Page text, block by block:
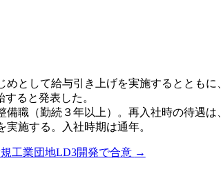
として給与引き上げを実施するとともに、
ると発表した。
職（勤続３年以上）。再入社時の待遇は、
施する。入社時期は通年。
工業団地LD3開発で合意 →